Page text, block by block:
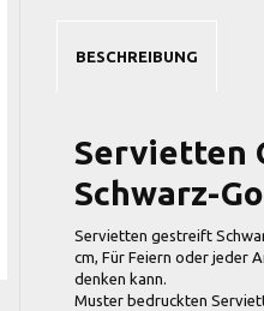
BESCHREIBUNG
Servietten
Schwarz-
Servietten gestreift
cm, Für Feiern oder jeder
denken kann.
Muster bedruckten